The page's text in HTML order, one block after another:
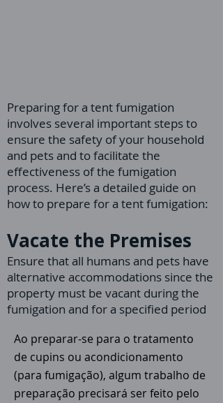
Preparing for a tent fumigation
involves several important steps to
ensure the safety of your household
and pets and to facilitate the
effectiveness of the fumigation
process. Here’s a detailed guide on
how to prepare for a tent fumigation:
Vacate the Premises
Ensure that all humans and pets have
alternative accommodations since the
property must be vacant during the
fumigation and for a specified period
Ao preparar-se para o tratamento
de cupins ou acondicionamento
(para fumigação), algum trabalho de
preparação precisará ser feito pelo